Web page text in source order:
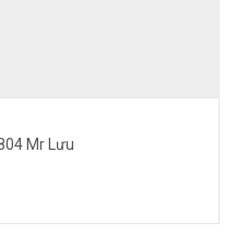
Mr Lưu